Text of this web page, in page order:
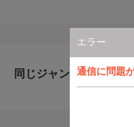
エラー
通信に問題
同じジャンルのおすす